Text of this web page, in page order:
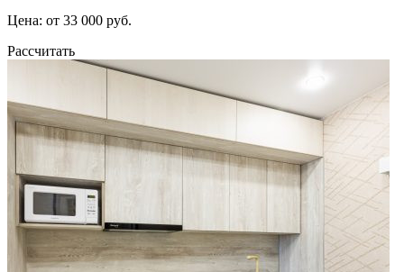
Цена: от 33 000 руб.
Рассчитать